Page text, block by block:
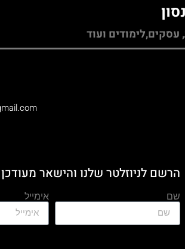
עסקים,לימודים ועוד
הרשם לניוזלטר שלנו והישאר מעודכן
שם אימייל